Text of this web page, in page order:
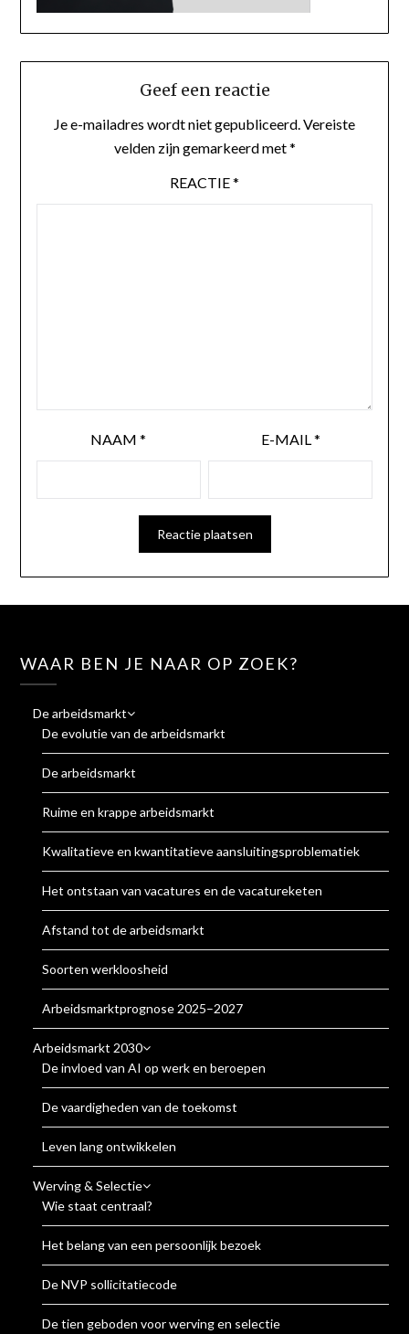
Geef een reactie
Je e-mailadres wordt niet gepubliceerd. Vereiste
velden zijn gemarkeerd met*
REACTIE*
NAAM* E-MAIL *
WAAR BEN JE NAAR OP ZOEK?
De arbeidsmarkt
De evolutie van de arbeidsmarkt
De arbeidsmarkt
Ruime en krappe arbeidsmarkt
Kwalitatieve en kwantitatieve aansluitingsproblematiek
Het ontstaan van vacatures en de vacatureketen
Afstand tot de arbeidsmarkt
Soorten werkloosheid
Arbeidsmarktprognose 2025–2027
Arbeidsmarkt 2030
De invloed van AI op werk en beroepen
De vaardigheden van de toekomst
Leven lang ontwikkelen
Werving & Selectie
Wie staat centraal?
Het belang van een persoonlijk bezoek
De NVP sollicitatiecode
De tien geboden voor werving en selectie